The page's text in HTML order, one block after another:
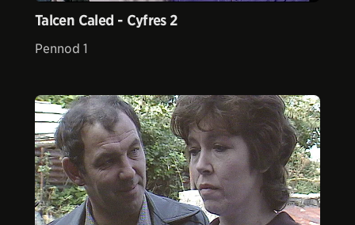
Talcen Caled - Cyfres 2
Pennod 1